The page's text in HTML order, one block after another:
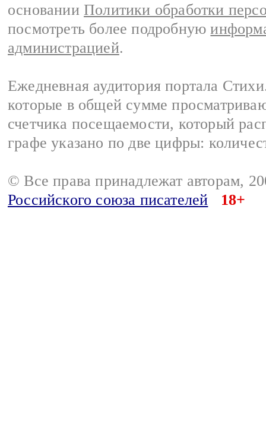
основании Политики обработки
посмотреть более подробную
администрацией.
Ежедневная аудитория портала
которые в общей сумме
счетчика посещаемости, который
графе указано по две цифры:
© Все права принадлежат авторам,
Российского союза писателей
18+